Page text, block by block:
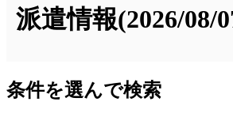
派遣情報(2026/08/
条件を選んで検索